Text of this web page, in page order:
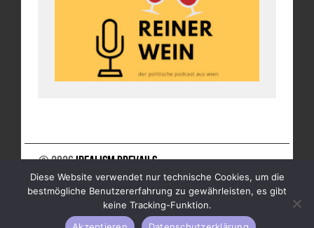
© 2026Idealism Prevails
UNTERSTÜTZE UNS
NEWSLETTER
IMPRESSUM
Diese Website verwendet nur technische Cookies, um die
bestmögliche Benutzererfahrung zu gewährleisten, es gibt
keine Tracking-Funktion.